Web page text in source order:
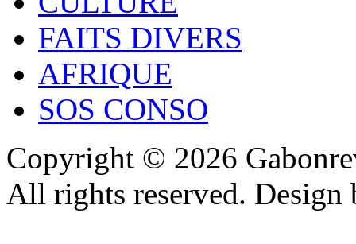
FAITS DIVERS
AFRIQUE
SOS CONSO
Copyright © 2026
All rights reserved.